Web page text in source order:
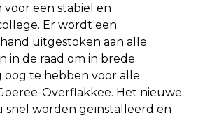
voor een stabiel en
Er wordt een
uitgestoken aan alle
in de raad om in brede
oog te hebben voor alle
Overflakkee. Het nieuwe
snel worden geïnstalleerd en